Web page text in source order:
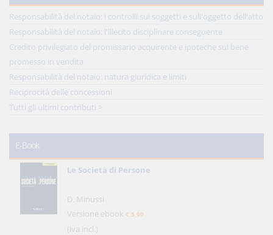
Responsabilità del notaio: i controlli sui soggetti e sull'oggetto dell'atto
Responsabilità del notaio: l'illecito disciplinare conseguente
Credito privilegiato del promissario acquirente e ipoteche sul bene
promesso in vendita
Responsabilità del notaio: natura giuridica e limiti
Reciprocità delle concessioni
Tutti gli ultimi contributi >
E-Book
Le Società di Persone
D. Minussi
Versione ebook € 5,99
(iva incl.)